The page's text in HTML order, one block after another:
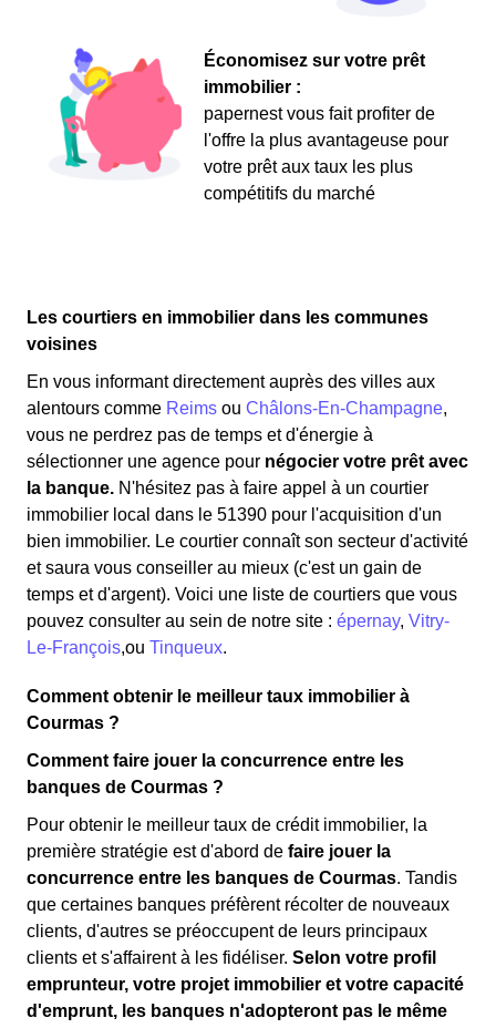
Économisez sur votre prêt
immobilier :
papernest vous fait profiter de
l'offre la plus avantageuse pour
votre prêt aux taux les plus
compétitifs du marché
Les courtiers en immobilier dans les communes
voisines
En vous informant directement auprès des villes aux
alentours comme Reims ou Châlons-En-Champagne,
vous ne perdrez pas de temps et d'énergie à
sélectionner une agence pour négocier votre prêt avec
la banque. N'hésitez pas à faire appel à un courtier
immobilier local dans le 51390 pour l'acquisition d'un
bien immobilier. Le courtier connaît son secteur d'activité
et saura vous conseiller au mieux (c'est un gain de
temps et d'argent). Voici une liste de courtiers que vous
pouvez consulter au sein de notre site : épernay, Vitry-
Le-François,ou Tinqueux.
Comment obtenir le meilleur taux immobilier à
Courmas ?
Comment faire jouer la concurrence entre les
banques de Courmas ?
Pour obtenir le meilleur taux de crédit immobilier, la
première stratégie est d'abord de faire jouer la
concurrence entre les banques de Courmas. Tandis
que certaines banques préfèrent récolter de nouveaux
clients, d'autres se préoccupent de leurs principaux
clients et s'affairent à les fidéliser. Selon votre profil
emprunteur, votre projet immobilier et votre capacité
d'emprunt, les banques n'adopteront pas le même